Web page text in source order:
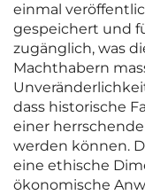
einmal
gespeichert und
zugänglich, was
Machthabern
dass historische
einer
werden können.
eine ethische
ökonomische